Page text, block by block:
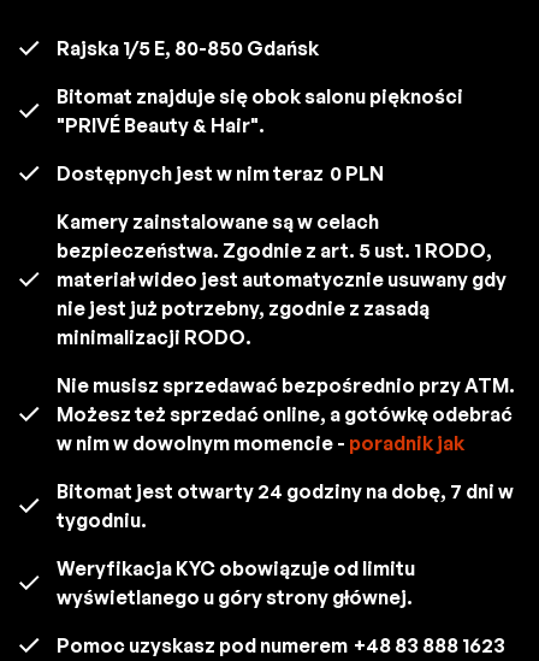
Rajska 1/5 E, 80-850 Gdańsk
Bitomat znajduje się obok salonu piękności
"PRIVÉ Beauty & Hair".
Dostępnych jest w nim teraz 0 PLN
Kamery zainstalowane są w celach
bezpieczeństwa. Zgodnie z art. 5 ust. 1 RODO,
materiał wideo jest automatycznie usuwany gdy
nie jest już potrzebny, zgodnie z zasadą
minimalizacji RODO.
Nie musisz sprzedawać bezpośrednio przy ATM.
Możesz też sprzedać online, a gotówkę odebrać
w nim w dowolnym momencie - poradnik jak
Bitomat jest otwarty 24 godziny na dobę, 7 dni w
tygodniu.
Weryfikacja KYC obowiązuje od limitu
wyświetlanego u góry strony głównej.
Pomoc uzyskasz pod numerem +48 83 888 1623